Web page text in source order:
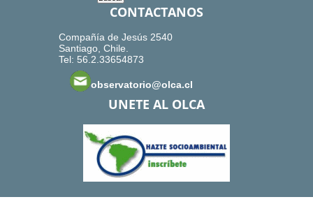
CONTACTANOS
Compañía de Jesús 2540
Santiago, Chile.
Tel: 56.2.33654873
observatorio@olca.cl
UNETE AL OLCA